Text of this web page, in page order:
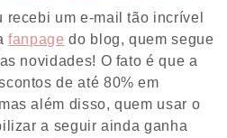
recebi um e-mail tão incrível
fanpage do blog, quem segue
novidades! O fato é que a
de até 80% em
além disso, quem usar o
a seguir ainda ganha